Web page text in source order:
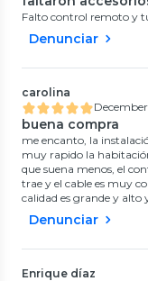
Falto control remoto y
Denunciar
carolina
buena compra
me encanto, la
muy rapido la
que suena menos, el
trae y el cable es muy
calidad es grande y alto
Denunciar
Enrique díaz